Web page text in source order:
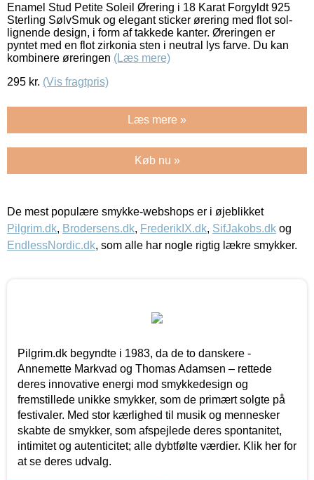
Enamel Stud Petite Soleil Ørering i 18 Karat Forgyldt 925
Sterling SølvSmuk og elegant sticker ørering med flot sol-
lignende design, i form af takkede kanter. Øreringen er
pyntet med en flot zirkonia sten i neutral lys farve. Du kan
kombinere øreringen (Læs mere)
295 kr. (Vis fragtpris)
Læs mere »
Køb nu »
De mest populære smykke-webshops er i øjeblikket
Pilgrim.dk, Brodersens.dk, FrederikIX.dk, SifJakobs.dk og
EndlessNordic.dk, som alle har nogle rigtig lækre smykker.
Pilgrim.dk begyndte i 1983, da de to danskere -
Annemette Markvad og Thomas Adamsen – rettede
deres innovative energi mod smykkedesign og
fremstillede unikke smykker, som de primært solgte på
festivaler. Med stor kærlighed til musik og mennesker
skabte de smykker, som afspejlede deres spontanitet,
intimitet og autenticitet; alle dybtfølte værdier. Klik her for
at se deres udvalg.